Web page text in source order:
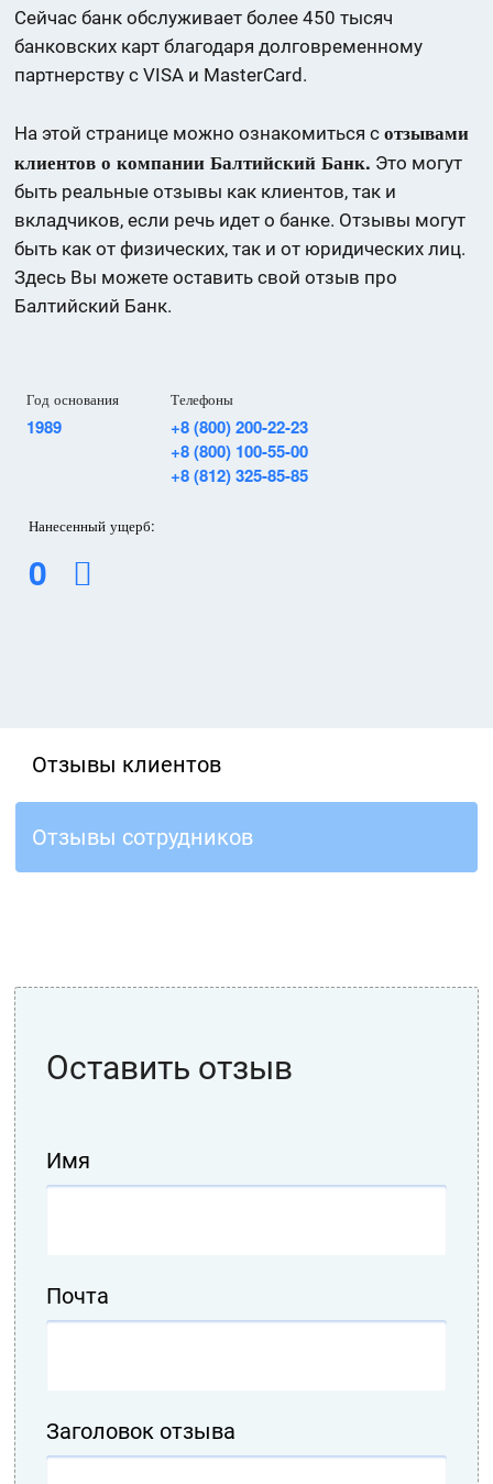
Сейчас банк обслуживает более 450 тысяч
банковских карт благодаря долговременному
партнерству с VISA и MasterCard.
На этой странице можно ознакомиться с отзывами
клиентов о компании Балтийский Банк. Это могут
быть реальные отзывы как клиентов, так и
вкладчиков, если речь идет о банке. Отзывы могут
быть как от физических, так и от юридических лиц.
Здесь Вы можете оставить свой отзыв про
Балтийский Банк.
Год основания
1989
Телефоны
+8 (800) 200-22-23
+8 (800) 100-55-00
+8 (812) 325-85-85
Нанесенный ущерб:
0
Отзывы клиентов
Отзывы сотрудников
Оставить отзыв
Имя
Почта
Заголовок отзыва